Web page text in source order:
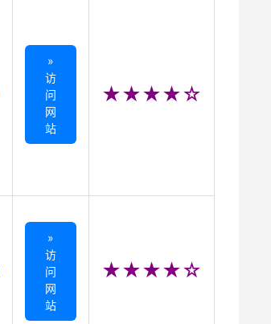
»
访
问
网
站
★★★★☆
»
访
问
网
站
★★★★☆